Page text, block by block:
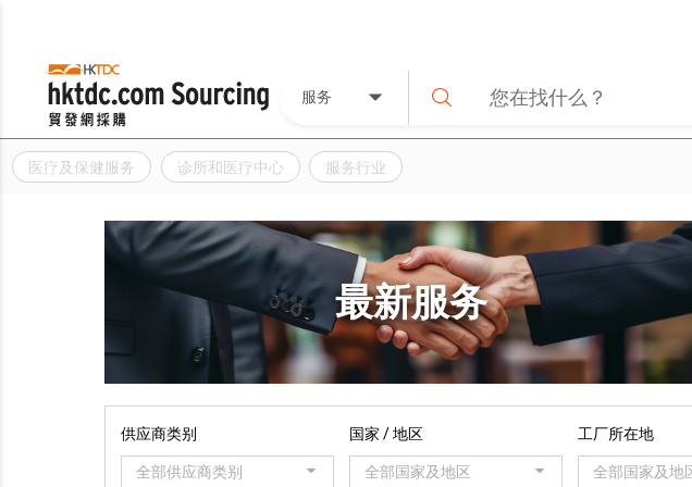
服务
医疗及保健服务 诊所和医疗中心 服务行业
最新服务
供应商类别
全部供应商类别
国家 / 地区
全部国家及地区
工厂所在地
全部国家及地